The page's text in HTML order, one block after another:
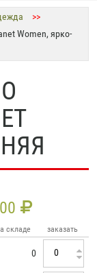
>>
Women, ярко-
складе заказать
0